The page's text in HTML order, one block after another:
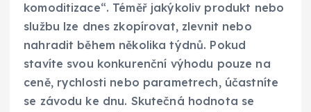
komoditizace“. Téměř jakýkoliv produkt nebo
službu lze dnes zkopírovat, zlevnit nebo
nahradit během několika týdnů. Pokud
stavíte svou konkurenční výhodu pouze na
ceně, rychlosti nebo parametrech, účastníte
se závodu ke dnu. Skutečná hodnota se